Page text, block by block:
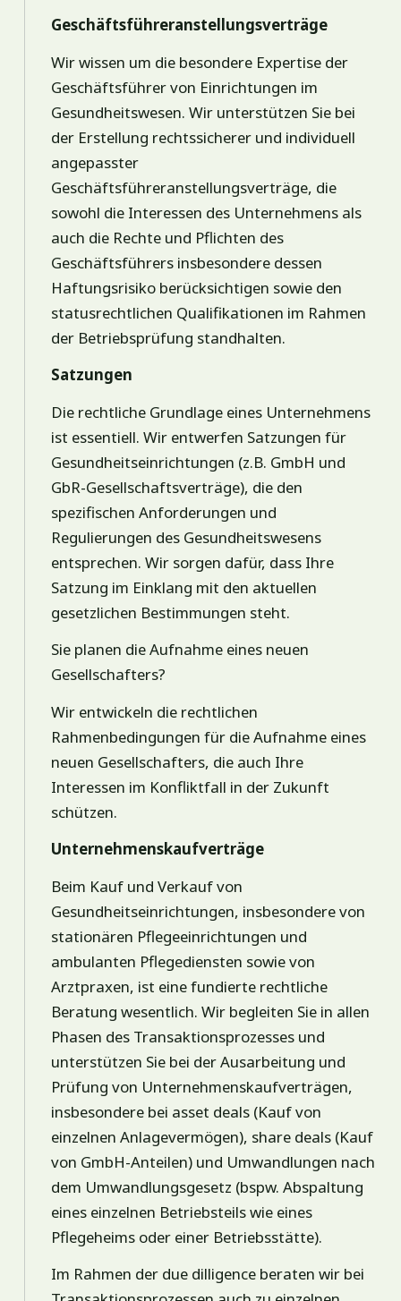
Geschäftsführeranstellungsverträge
Wir wissen um die besondere Expertise der
Geschäftsführer von Einrichtungen im
Gesundheitswesen. Wir unterstützen Sie bei
der Erstellung rechtssicherer und individuell
angepasster
Geschäftsführeranstellungsverträge, die
sowohl die Interessen des Unternehmens als
auch die Rechte und Pflichten des
Geschäftsführers insbesondere dessen
Haftungsrisiko berücksichtigen sowie den
statusrechtlichen Qualifikationen im Rahmen
der Betriebsprüfung standhalten.
Satzungen
Die rechtliche Grundlage eines Unternehmens
ist essentiell. Wir entwerfen Satzungen für
Gesundheitseinrichtungen (z.B. GmbH und
GbR-Gesellschaftsverträge), die den
spezifischen Anforderungen und
Regulierungen des Gesundheitswesens
entsprechen. Wir sorgen dafür, dass Ihre
Satzung im Einklang mit den aktuellen
gesetzlichen Bestimmungen steht.
Sie planen die Aufnahme eines neuen
Gesellschafters?
Wir entwickeln die rechtlichen
Rahmenbedingungen für die Aufnahme eines
neuen Gesellschafters, die auch Ihre
Interessen im Konfliktfall in der Zukunft
schützen.
Unternehmenskaufverträge
Beim Kauf und Verkauf von
Gesundheitseinrichtungen, insbesondere von
stationären Pflegeeinrichtungen und
ambulanten Pflegediensten sowie von
Arztpraxen, ist eine fundierte rechtliche
Beratung wesentlich. Wir begleiten Sie in allen
Phasen des Transaktionsprozesses und
unterstützen Sie bei der Ausarbeitung und
Prüfung von Unternehmenskaufverträgen,
insbesondere bei asset deals (Kauf von
einzelnen Anlagevermögen), share deals (Kauf
von GmbH-Anteilen) und Umwandlungen nach
dem Umwandlungsgesetz (bspw. Abspaltung
eines einzelnen Betriebsteils wie eines
Pflegeheims oder einer Betriebsstätte).
Im Rahmen der due dilligence beraten wir bei